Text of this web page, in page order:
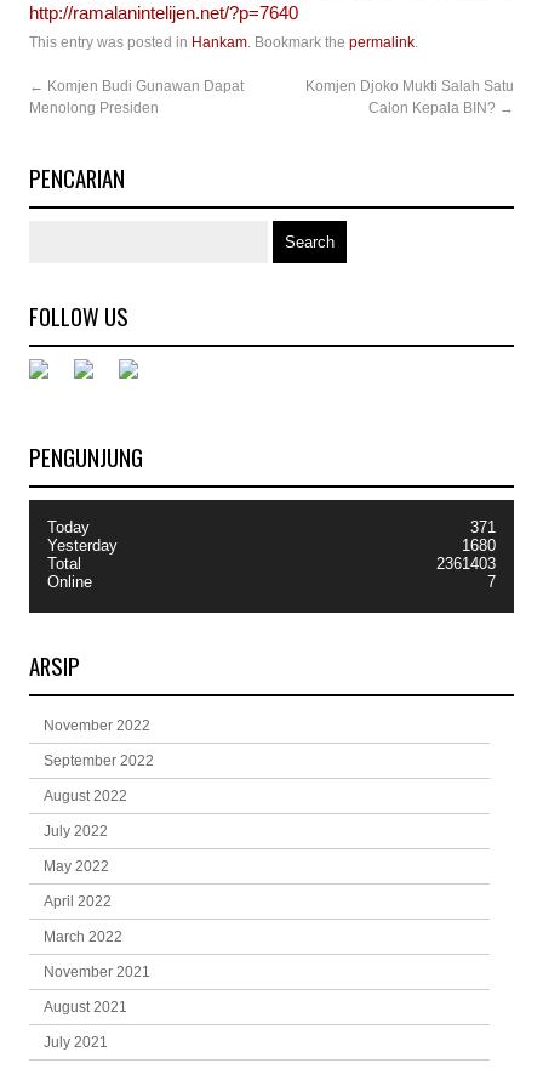
http://ramalanintelijen.net/?p=7640
This entry was posted in Hankam. Bookmark the permalink.
← Komjen Budi Gunawan Dapat
Menolong Presiden
Komjen Djoko Mukti Salah Satu
Calon Kepala BIN? →
PENCARIAN
FOLLOW US
PENGUNJUNG
Today
Yesterday
Total
Online
371
1680
2361403
7
ARSIP
November 2022
September 2022
August 2022
July 2022
May 2022
April 2022
March 2022
November 2021
August 2021
July 2021